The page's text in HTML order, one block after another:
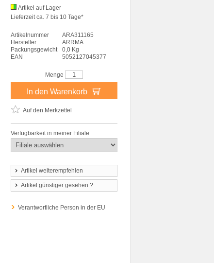
Artikel auf Lager
Lieferzeit ca. 7 bis 10 Tage*
Artikelnummer
ARA311165
Hersteller
ARRMA
Packungsgewicht
0,0 Kg
EAN
5052127045377
Menge
In den Warenkorb
Auf den Merkzettel
Verfügbarkeit in meiner Filiale
Artikel weiterempfehlen
Artikel günstiger gesehen ?
Verantwortliche Person in der EU